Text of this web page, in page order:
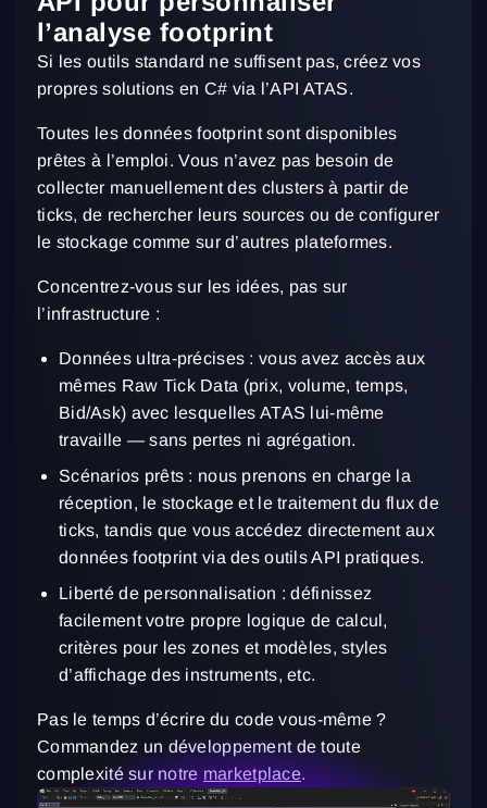
l’analyse footprint
Si les outils standard ne suffisent pas, créez vos
propres solutions en C# via l’API ATAS.
Toutes les données footprint sont disponibles
prêtes à l’emploi. Vous n’avez pas besoin de
collecter manuellement des clusters à partir de
ticks, de rechercher leurs sources ou de configurer
le stockage comme sur d’autres plateformes.
Concentrez-vous sur les idées, pas sur
l’infrastructure :
Données ultra-précises : vous avez accès aux
mêmes Raw Tick Data (prix, volume, temps,
Bid/Ask) avec lesquelles ATAS lui-même
travaille — sans pertes ni agrégation.
Scénarios prêts : nous prenons en charge la
réception, le stockage et le traitement du flux de
ticks, tandis que vous accédez directement aux
données footprint via des outils API pratiques.
Liberté de personnalisation : définissez
facilement votre propre logique de calcul,
critères pour les zones et modèles, styles
d’affichage des instruments, etc.
Pas le temps d’écrire du code vous-même ?
Commandez un développement de toute
complexité sur notre marketplace.
Se connecter
Pas de compte ? S’inscrire
Réinitialiser le mot de passe
S’inscrire
Connexion